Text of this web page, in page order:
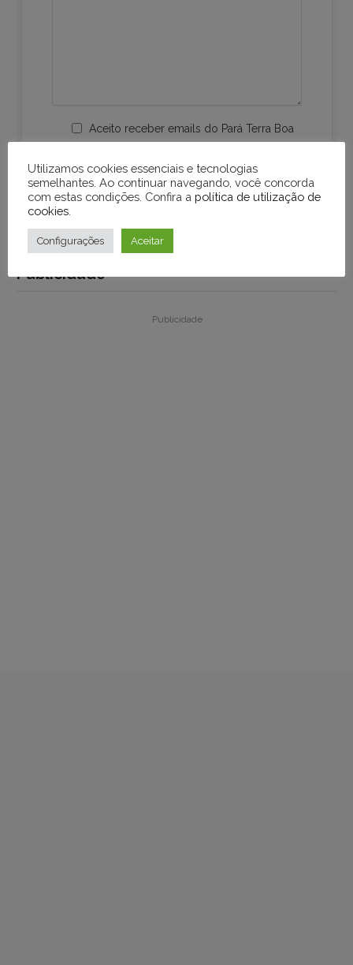
Aceito receber emails do Pará Terra Boa
Publicidade
Publicidade
Utilizamos cookies essenciais e tecnologias
semelhantes. Ao continuar navegando, você concorda
com estas condições. Confira a política de utilização de
cookies
Configurações Aceitar